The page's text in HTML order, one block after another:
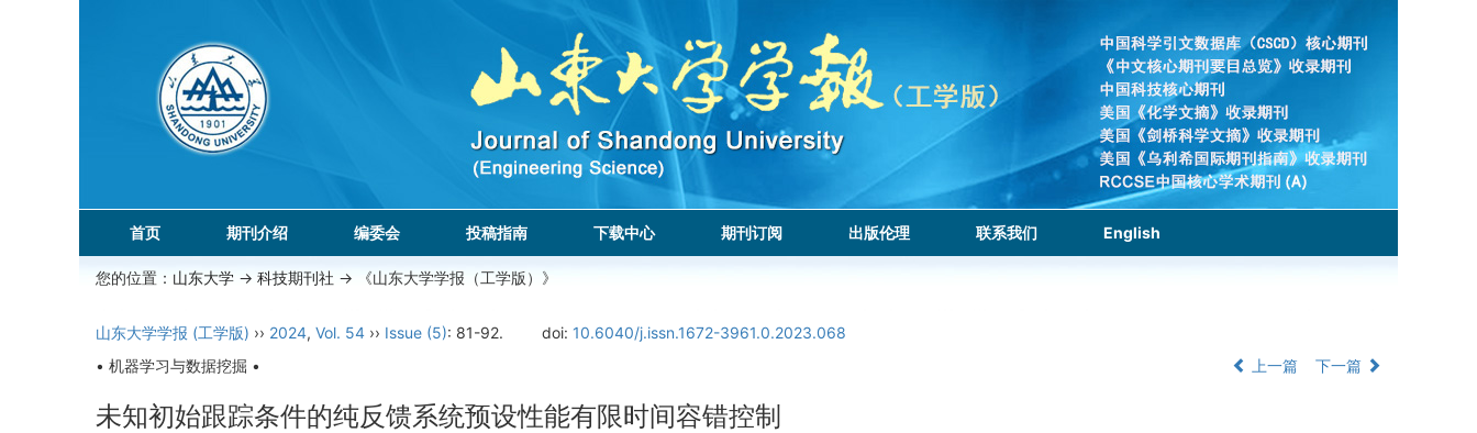
首页 期刊介绍 编委会 投稿指南 下载中心 期刊订阅 出版伦理 联系我们 English
您的位置： 山东大学 -> 科技期刊社 -> 《山东大学学报（工学版）》
山东大学学报 (工学版) ›› 2024, Vol. 54 ›› Issue (5): 81-92. doi: 10.6040/j.issn.1672-3961.0.2023.068
• 机器学习与数据挖掘 •
上一篇 下一篇
未知初始跟踪条件的纯反馈系统预设性能有限时间容错控制